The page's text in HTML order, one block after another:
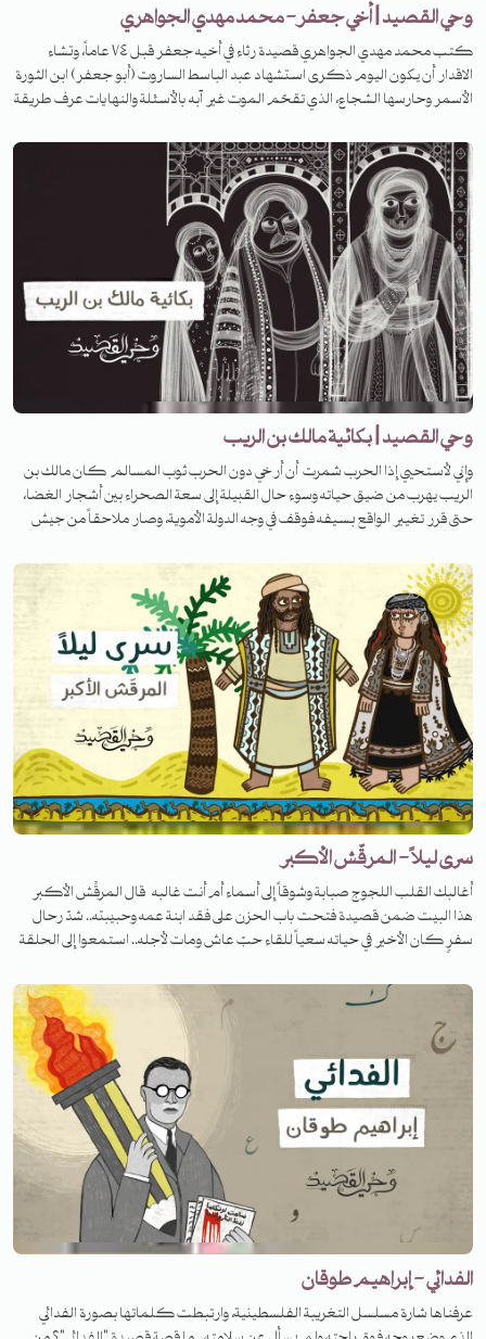
وحي القصيد | أخي جعفر- محمد مهدي الجواهري
كتب محمد مهدي الجواهري قصيدة رثاء في أخيه جعفر قبل ٧٤ عاماً، وتشاء
الاقدار أن يكون اليوم ذكرى استشهاد عبد الباسط الساروت (أبو جعفر) ابن الثورة
الأسمر وحارسها الشجاع، الذي تقحّم الموت غير آبه بالأسئلة والنهايات عرف طريقة
وحي القصيد | بكائية مالك بن الريب
وإني لأستحيي إذا الحرب شمرت أن أرخي دون الحرب ثوب المسالم كان مالك بن
الريب يهرب من ضيق حياته وسوء حال القبيلة إلى سعة الصحراء بين أشجار الغضا،
حتى قرر تغيير الواقع بسيفه فوقف في وجه الدولة الأموية، وصار ملاحقاً من جيش
لقائه سعيداً بن عثمان. استمعوا إلى الحلقة لتعرفوا قصته.
سرى ليلاً - المرقّش الأكبر
أغالبك القلب اللجوج صبابة وشوقاً إلى أسماء أم أنت غالبه قال المرقِّش الأكبر
هذا البيت ضمن قصيدة فتحت باب الحزن على فقد ابنة عمه وحبيبته.. شدّ رحال
سفرٍ كان الأخير في حياته سعياً للقاء حبّ عاش ومات لأجله.. استمعوا إلى الحلقة
الفدائي - إبراهيم طوقان
عرفناها شارة مسلسل التغريبة الفلسطينية، وارتبطت كلماتها بصورة الفدائي